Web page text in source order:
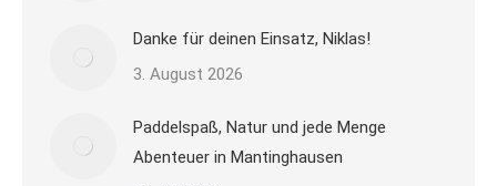
Danke für deinen Einsatz, Niklas!
3. August 2026
Paddelspaß, Natur und jede Menge
Abenteuer in Mantinghausen